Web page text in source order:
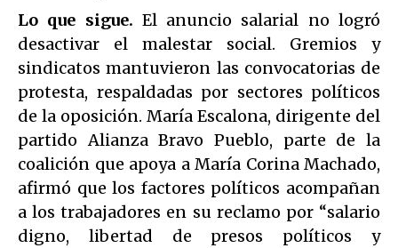
Lo que sigue. El anuncio salarial no logró
desactivar el malestar social. Gremios y
sindicatos mantuvieron las convocatorias de
protesta, respaldadas por sectores políticos
de la oposición. María Escalona, dirigente del
partido Alianza Bravo Pueblo, parte de la
coalición que apoya a María Corina Machado,
afirmó que los factores políticos acompañan
a los trabajadores en su reclamo por “salario
digno, libertad de presos políticos y